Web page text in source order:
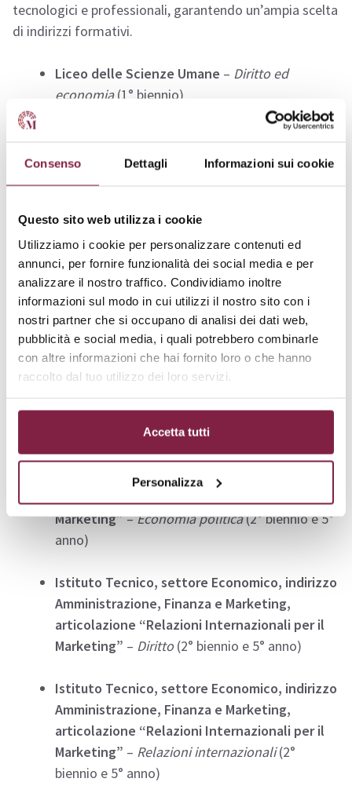
Consenso Dettagli Informazioni sui cookie
Questo sito web utilizza i cookie
Utilizziamo i cookie per personalizzare contenuti ed
annunci, per fornire funzionalità dei social media e per
analizzare il nostro traffico. Condividiamo inoltre
informazioni sul modo in cui utilizzi il nostro sito con i
nostri partner che si occupano di analisi dei dati web,
pubblicità e social media, i quali potrebbero combinarle
con altre informazioni che hai fornito loro o che hanno
raccolto dal tuo utilizzo dei loro servizi.
Accetta tutti
Personalizza
tecnologici e professionali, garantendo un’ampia scelta
di indirizzi formativi.
Liceo delle Scienze Umane – Diritto ed
economia(1° biennio)
Economico-Sociale
Diritto ed economia
Liceo Sportivo–Diritto ed economia dello
sport (2° biennio e 5° anno)
Istituto Tecnico, settori Economico e
Tecnologico–Diritto ed economia(1° biennio)
Istituto Tecnico, settore Economico, indirizzo
Amministrazione, Finanza e Marketing,
Marketing”–Diritto(2° biennio e 5° anno)
Istituto Tecnico, settore Economico, indirizzo
Amministrazione, Finanza e Marketing,
Marketing”–Economia politica(2° biennio e 5°
anno)
Istituto Tecnico, settore Economico, indirizzo
Amministrazione, Finanza e Marketing,
articolazione “Relazioni Internazionali per il
Marketing” – Diritto(2° biennio e 5° anno)
Istituto Tecnico, settore Economico, indirizzo
Amministrazione, Finanza e Marketing,
articolazione “Relazioni Internazionali per il
Marketing” – Relazioni internazionali(2°
biennio e 5° anno)